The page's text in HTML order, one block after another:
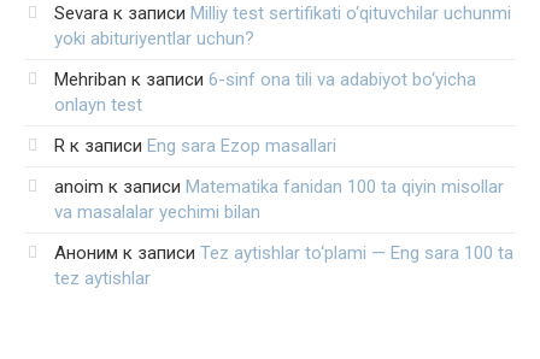
Sevara к записи Milliy test sertifikati o‘qituvchilar uchunmi
yoki abituriyentlar uchun?
Mehriban к записи 6-sinf ona tili va adabiyot bo‘yicha
onlayn test
R к записи Eng sara Ezop masallari
anoim к записи Matematika fanidan 100 ta qiyin misollar
va masalalar yechimi bilan
Аноним к записи Tez aytishlar to‘plami — Eng sara 100 ta
tez aytishlar